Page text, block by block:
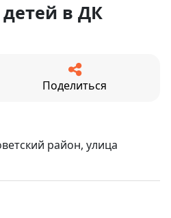
в ДК
Поделиться
район, улица